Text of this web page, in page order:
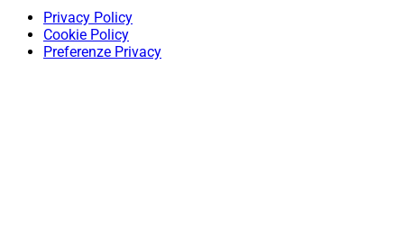
Privacy Policy
Cookie Policy
Preferenze Privacy